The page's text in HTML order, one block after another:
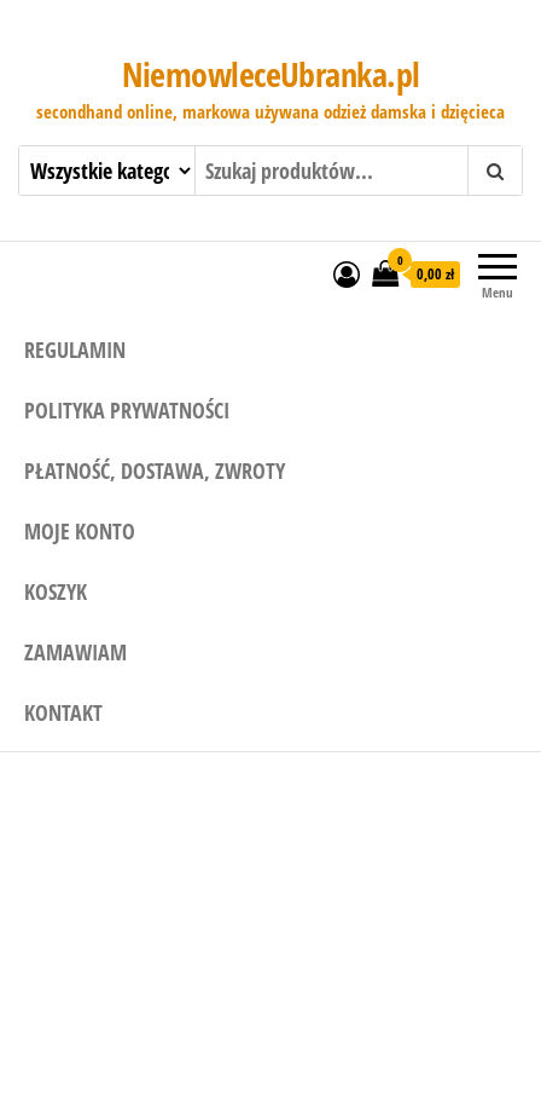
NiemowleceUbranka.pl
secondhand online, markowa używana odzież damska i dzięcieca
Menu
0
0,00 zł
REGULAMIN
POLITYKA PRYWATNOŚCI
PŁATNOŚĆ, DOSTAWA, ZWROTY
MOJE KONTO
KOSZYK
ZAMAWIAM
KONTAKT